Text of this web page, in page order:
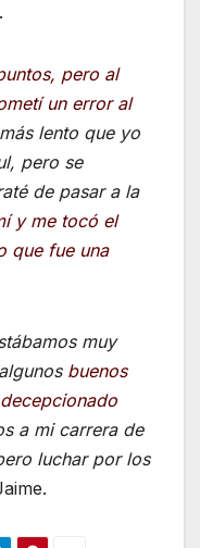
pero al
un error al
lento que yo
pero se
de pasar a la
y me tocó el
que fue una
muy
buenos
ecepcionado
a mi carrera de
luchar por los